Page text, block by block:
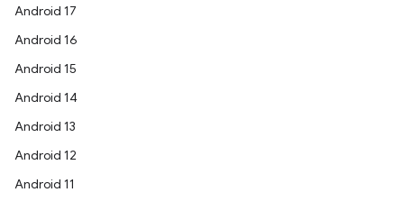
Android 17
Android 16
Android 15
Android 14
Android 13
Android 12
Android 11